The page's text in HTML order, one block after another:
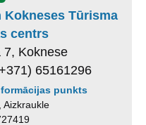
Tūrisma
centrs
7, Koknese
65161296
punkts
Aizkraukle